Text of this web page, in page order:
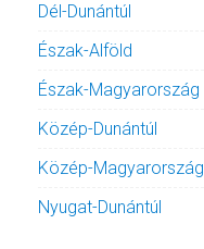
Dél-Dunántúl
Észak-Alföld
Észak-Magyarország
Közép-Dunántúl
Közép-Magyarország
Nyugat-Dunántúl